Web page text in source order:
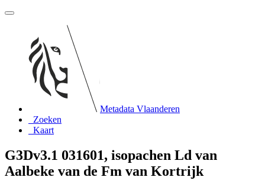
Metadata Vlaanderen
Zoeken
Kaart
G3Dv3.1 031601, isopachen Ld van
Aalbeke van de Fm van Kortrijk